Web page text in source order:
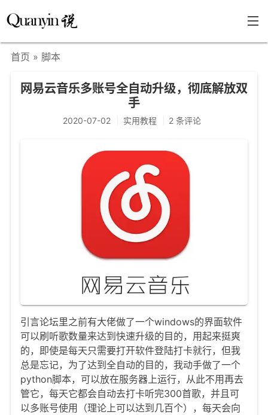
文章分类
瞎说杂谈
精华荟萃
福利共享
其他页面
关于
只言片语
文章归档
谷歌站内搜索
留言板
友情链接
赞赏与支持
首页 » 脚本
网易云音乐多账号全自动升级，彻底解放双
手
2020-07-02 实用教程 2 条评论
引言论坛里之前有大佬做了一个windows的界面软件
可以刷听歌数量来达到快速升级的目的，用起来挺爽
的，即使是每天只需要打开软件登陆打卡就行，但我
总是忘记，为了达到全自动的目的，我动手做了一个
python脚本，可以放在服务器上运行，从此不用再去
管它，每天它都会自动去打卡听完300首歌，并且可
以多账号使用（理论上可以达到几百个），每天会向